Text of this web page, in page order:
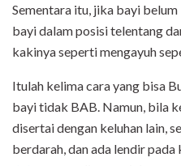
Sementara itu, jika bayi
bayi dalam posisi telentang
kakinya seperti mengayuh
Itulah kelima cara yang bisa
bayi tidak BAB. Namun, bila
disertai dengan keluhan lain,
berdarah, dan ada lendir